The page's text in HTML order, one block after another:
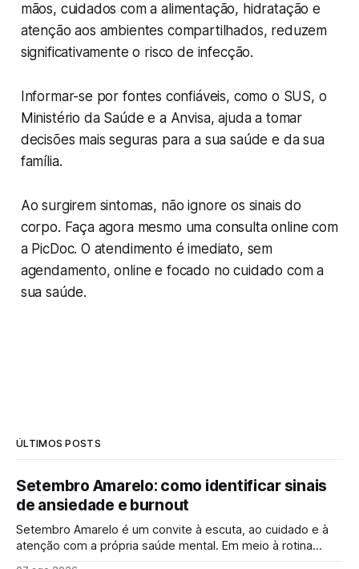
mãos, cuidados com a alimentação, hidratação e
atenção aos ambientes compartilhados, reduzem
significativamente o risco de infecção.
Informar-se por fontes confiáveis, como o SUS, o
Ministério da Saúde e a Anvisa, ajuda a tomar
decisões mais seguras para a sua saúde e da sua
família.
Ao surgirem sintomas, não ignore os sinais do
corpo. Faça agora mesmo uma consulta online com
a PicDoc. O atendimento é imediato, sem
agendamento, online e focado no cuidado com a
sua saúde.
ÚLTIMOS POSTS
Setembro Amarelo: como identificar sinais
de ansiedade e burnout
Setembro Amarelo é um convite à escuta, ao cuidado e à
atenção com a própria saúde mental. Em meio à rotina